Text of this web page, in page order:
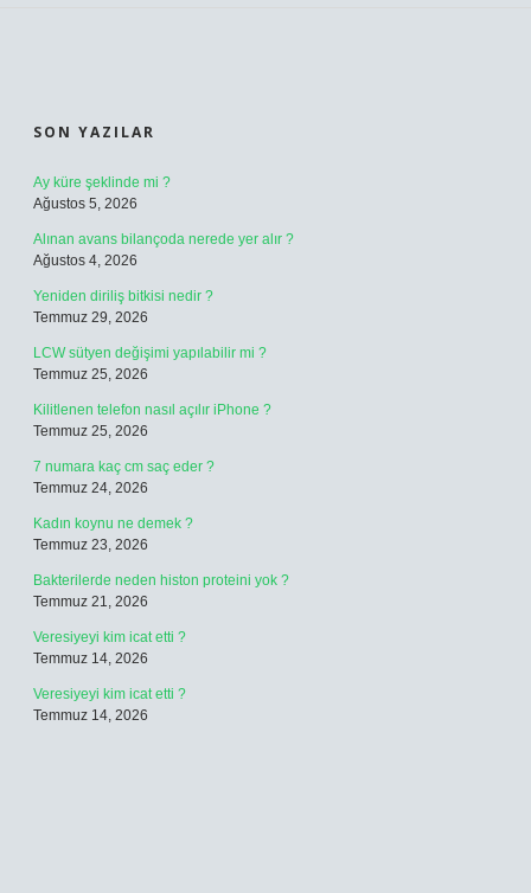
SON YAZILAR
Ay küre şeklinde mi ?
Ağustos 5, 2026
Alınan avans bilançoda nerede yer alır ?
Ağustos 4, 2026
Yeniden diriliş bitkisi nedir ?
Temmuz 29, 2026
LCW sütyen değişimi yapılabilir mi ?
Temmuz 25, 2026
Kilitlenen telefon nasıl açılır iPhone ?
Temmuz 25, 2026
7 numara kaç cm saç eder ?
Temmuz 24, 2026
Kadın koynu ne demek ?
Temmuz 23, 2026
Bakterilerde neden histon proteini yok ?
Temmuz 21, 2026
Veresiyeyi kim icat etti ?
Temmuz 14, 2026
Veresiyeyi kim icat etti ?
Temmuz 14, 2026